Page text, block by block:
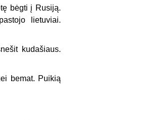
bėgti į Rusiją.
lietuviai.
kudašiaus.
bemat. Puikią